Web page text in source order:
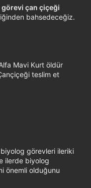
çan çiçeği
bahsedeceğiz.
Mavi Kurt öldür
teslim et
görevleri ileriki
ilerde biyolog
önemli olduğunu